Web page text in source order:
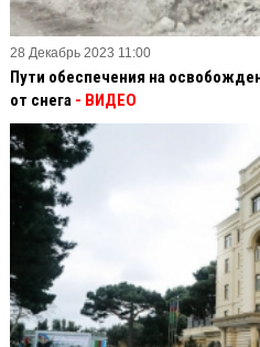
28 Декабрь 2023 11:00
Пути обеспечения на
от снега - ВИДЕО